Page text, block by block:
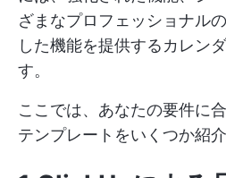
ざまなプロフェッショナル
した機能を提供するカレン
す。
ここでは、あなたの要件に
テンプレートをいくつか紹